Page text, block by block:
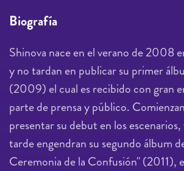
Biografía
Shinova nace en el verano de 2008
y no tardan en publicar su primer
(2009) el cual es recibido con gran
parte de prensa y público.
presentar su debut en los escenarios,
tarde engendran su segundo álbum
Ceremonia de la Confusión" (2011),